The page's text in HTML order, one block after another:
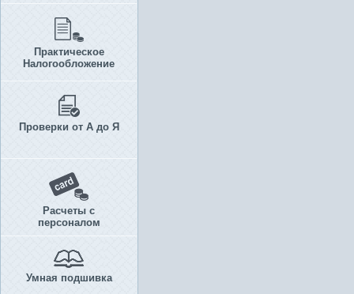
Практическое
Налогообложение
Проверки от А до Я
Расчеты с
персоналом
Умная подшивка